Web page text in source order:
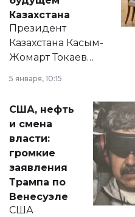
Казахстана
Президент
Казахстана Касым-
Жомарт Токаев
сразу несколько
актуальных тем —
от слухов о
политических
реформах до
вопросов армии,
экономики и
личного здоровья.
5 января, 10:15
США, нефть
и смена
власти:
громкие
заявления
Трампа по
Венесуэле
США